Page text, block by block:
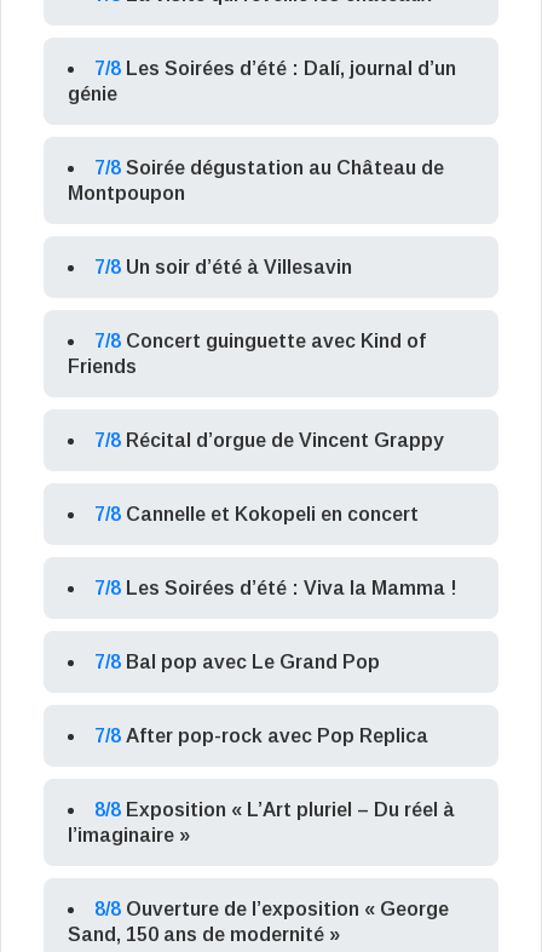
7/8 Les Soirées d’été : Dalí, journal d’un
génie
7/8 Soirée dégustation au Château de
Montpoupon
7/8 Un soir d’été à Villesavin
7/8 Concert guinguette avec Kind of
Friends
7/8 Récital d’orgue de Vincent Grappy
7/8 Cannelle et Kokopeli en concert
7/8 Les Soirées d’été : Viva la Mamma !
7/8 Bal pop avec Le Grand Pop
7/8 After pop-rock avec Pop Replica
8/8 Exposition « L’Art pluriel – Du réel à
l’imaginaire »
8/8 Ouverture de l’exposition « George
Sand, 150 ans de modernité »